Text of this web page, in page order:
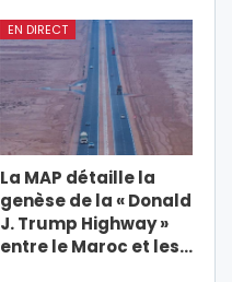
EN DIRECT
La MAP détaille la
genèse de la « Donald
J. Trump Highway »
entre le Maroc et les…